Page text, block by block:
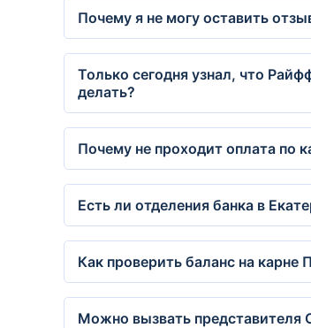
Почему я не могу оставить
Только сегодня узнал, что
делать?
Почему не проходит оплата по
Есть ли отделения банка в
Как проверить баланс на карне
Можно вызвать представителя